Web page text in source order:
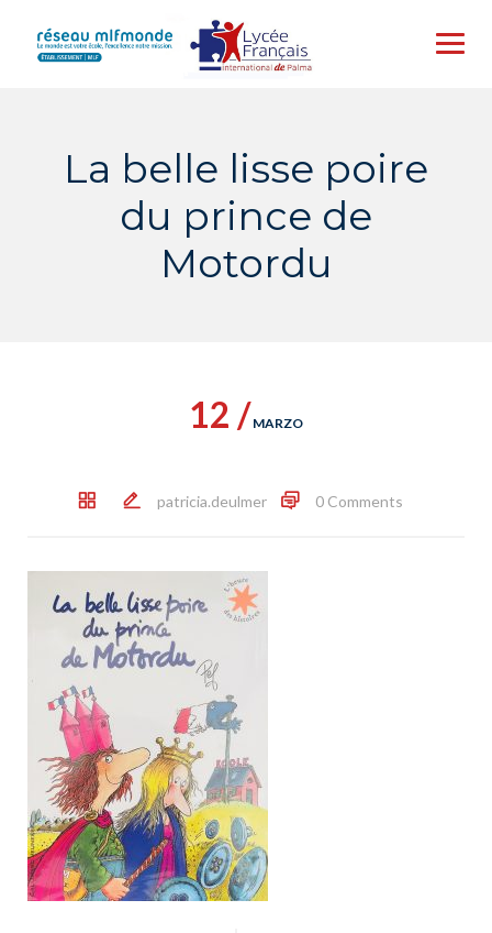
content
La belle lisse poire
du prince de
Motordu
12 / MARZO
patricia.deulmer 0 Comments